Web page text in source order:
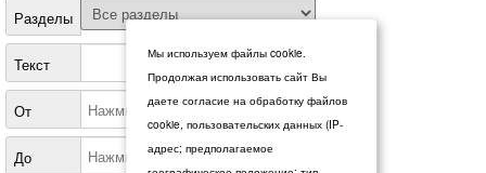
Разделы
Текст
От
До
Мы используем файлы cookie.
Продолжая использовать сайт Вы
даете согласие на обработку файлов
cookie, пользовательских данных (IP-
адрес; предполагаемое